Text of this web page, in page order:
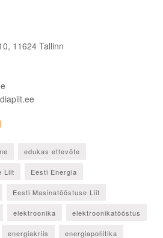
11624 Tallinn
edukas ettevõte
Liit Eesti Energia
Eesti Masinatööstuse Liit
elektroonika elektroonikatööstus
energiakriis energiapoliitika